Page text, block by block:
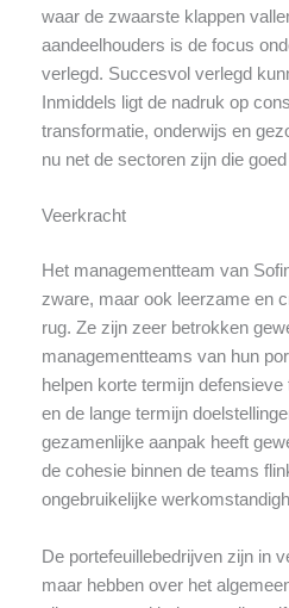
waar de zwaarste klappen
aandeelhouders is de focus
verlegd. Succesvol verlegd
Inmiddels ligt de nadruk op
transformatie, onderwijs en
nu net de sectoren zijn die
Veerkracht
Het managementteam van
zware, maar ook leerzame en
rug. Ze zijn zeer betrokken
managementteams van hun
helpen korte termijn
en de lange termijn
gezamenlijke aanpak heeft
de cohesie binnen de teams
ongebruikelijke
De portefeuillebedrijven zijn in
maar hebben over het